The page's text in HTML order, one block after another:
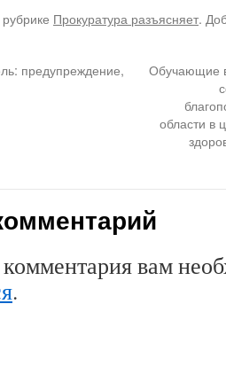
Прокуратура разъясняет.
предупреждение,
Обучающие
области в
вам
.